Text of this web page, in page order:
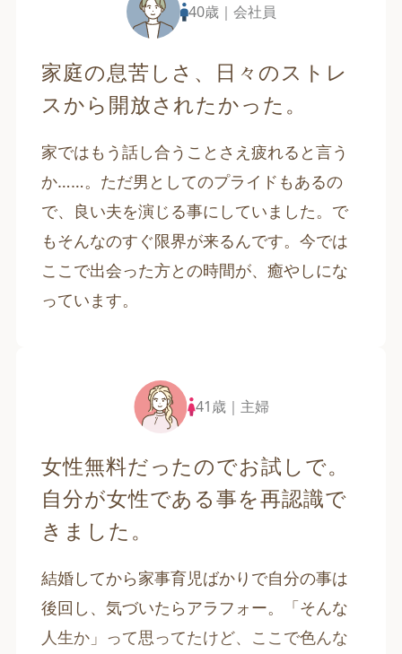
40歳｜会社員
家庭の息苦しさ、日々のストレ
スから開放されたかった。
家ではもう話し合うことさえ疲れると言う
か……。ただ男としてのプライドもあるの
で、良い夫を演じる事にしていました。で
もそんなのすぐ限界が来るんです。今では
ここで出会った方との時間が、癒やしにな
っています。
41歳｜主婦
女性無料だったのでお試しで。
自分が女性である事を再認識で
きました。
結婚してから家事育児ばかりで自分の事は
後回し、気づいたらアラフォー。「そんな
人生か」って思ってたけど、ここで色んな